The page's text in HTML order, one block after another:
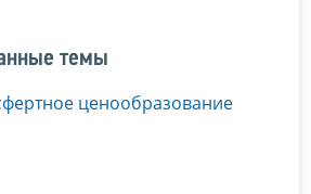
темы
ценообразование